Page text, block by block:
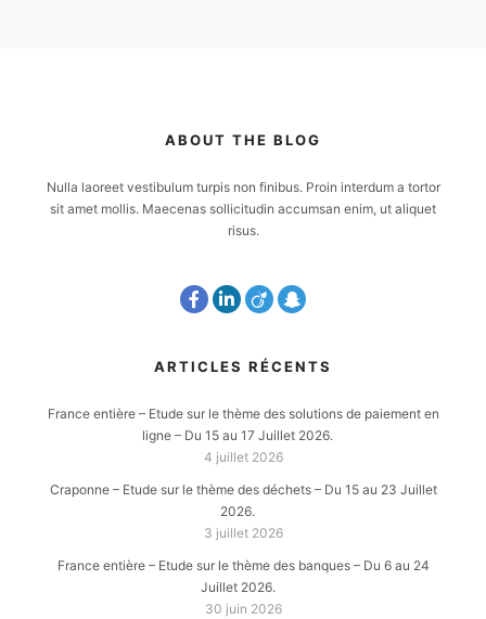
ABOUT THE BLOG
Nulla laoreet vestibulum turpis non finibus. Proin interdum a tortor
sit amet mollis. Maecenas sollicitudin accumsan enim, ut aliquet
risus.
ARTICLES RÉCENTS
France entière – Etude sur le thème des solutions de paiement en
ligne – Du 15 au 17 Juillet 2026.
4 juillet 2026
Craponne – Etude sur le thème des déchets – Du 15 au 23 Juillet
2026.
3 juillet 2026
France entière – Etude sur le thème des banques – Du 6 au 24
Juillet 2026.
30 juin 2026